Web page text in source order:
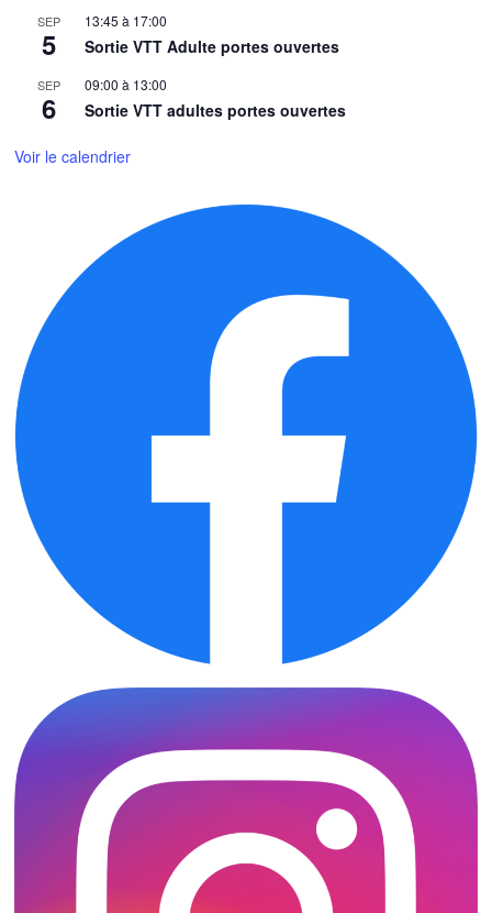
SEP
5
13:45 à 17:00
Sortie VTT Adulte portes ouvertes
SEP
6
09:00 à 13:00
Sortie VTT adultes portes ouvertes
Voir le calendrier